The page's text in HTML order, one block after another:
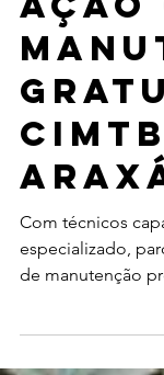
corsabikeparts
7 de jun. de 2022
EVENTOS
Fox
Park